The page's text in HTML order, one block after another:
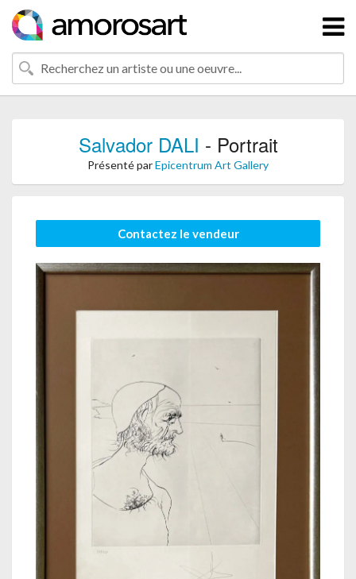
Salvador DALI - Portrait
Présenté parEpicentrum Art Gallery
Contactez le vendeur